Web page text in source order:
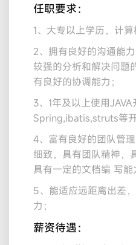
任职要求：
1、大专以上学历，计算
2、拥有良好的沟通能
较强的分析和解决问题
有良好的协调能力；
3、1年及以上使用
Spring,ibatis,struts等开
4、富有良好的团队管
细致，具有团队精神，
具有一定的文档编 写能
5、能适应远距离出差
力；
薪资待遇：